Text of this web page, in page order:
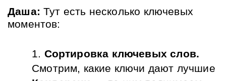
Даша: Тут есть несколько ключевых
моментов:
Сортировка ключевых слов.